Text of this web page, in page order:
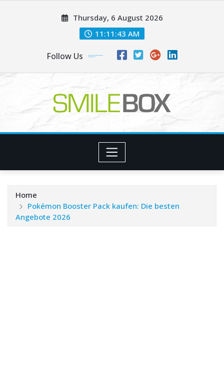
Thursday, 6 August 2026
11:11:44 AM
Follow Us
Home
Pokémon Booster Pack kaufen: Die besten
Angebote 2026